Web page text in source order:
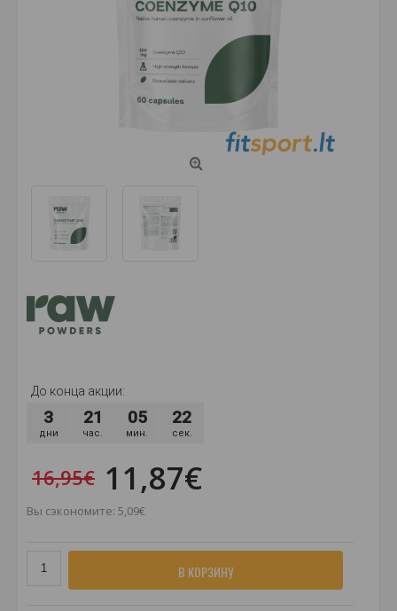
До конца акции:
3
дни
21
час.
05
мин.
22
сек.
16,95€ 11,87€
Вы сэкономите: 5,09€
В КОРЗИНУ